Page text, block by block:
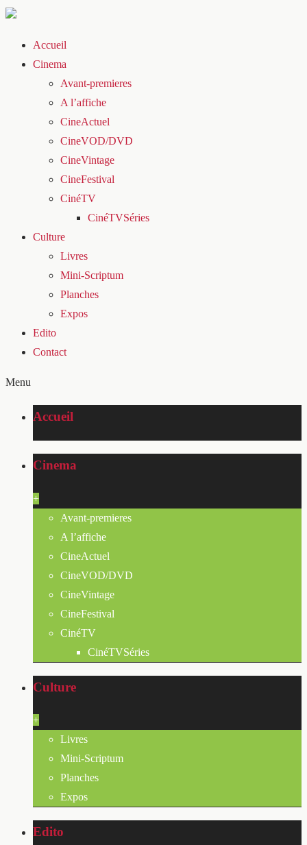
Accueil
Cinema
Avant-premieres
A l’affiche
CineActuel
CineVOD/DVD
CineVintage
CineFestival
CinéTV
CinéTVSéries
Culture
Livres
Mini-Scriptum
Planches
Expos
Edito
Contact
Menu
Accueil
Cinema
+
Avant-premieres
A l’affiche
CineActuel
CineVOD/DVD
CineVintage
CineFestival
CinéTV
CinéTVSéries
Culture
+
Livres
Mini-Scriptum
Planches
Expos
Edito